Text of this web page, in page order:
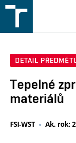
v
DETAIL
Tepelné
materiálů
FSI-WST Ak. rok: